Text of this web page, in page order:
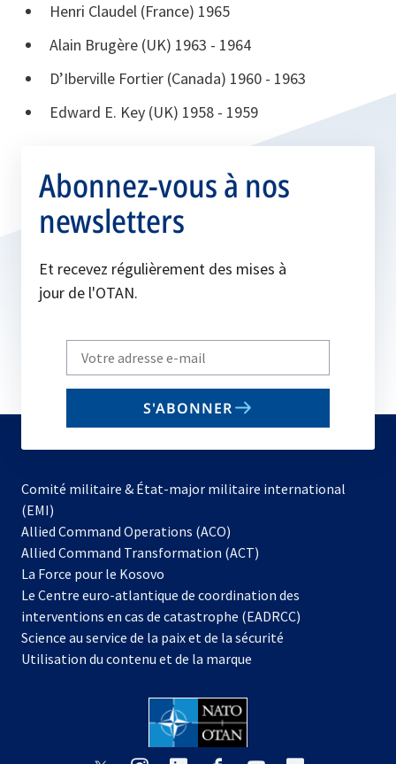
Henri Claudel (France) 1965
Alain Brugère (UK) 1963 - 1964
D’Iberville Fortier (Canada) 1960 - 1963
Edward E. Key (UK) 1958 - 1959
Abonnez-vous à nos
newsletters
Et recevez régulièrement des mises à
jour de l'OTAN.
Write
your
email
S'ABONNER
Comité militaire & État-major militaire international
(EMI)
Allied Command Operations (ACO)
Allied Command Transformation (ACT)
La Force pour le Kosovo
dans
un
nouvel
onglet
Le Centre euro-atlantique de coordination des
interventions en cas de catastrophe (EADRCC)
Science au service de la paix et de la sécurité
Utilisation du contenu et de la marque